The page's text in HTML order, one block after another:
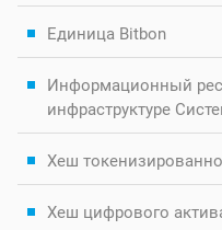
Единица Bitbon
Информационный
инфраструктуре
Хеш
Хеш цифрового